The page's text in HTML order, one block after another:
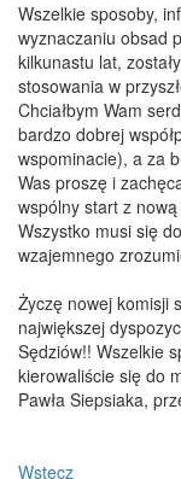
Wszelkie sposoby,
wyznaczaniu obsad
kilkunastu lat,
stosowania w
Chciałbym Wam
bardzo dobrej
wspominacie), a za
Was proszę i
wspólny start z
Wszystko musi się
wzajemnego
Życzę nowej komisji
największej
Sędziów!! Wszelkie
kierowaliście się do
Pawła Siepsiaka,
Wstecz